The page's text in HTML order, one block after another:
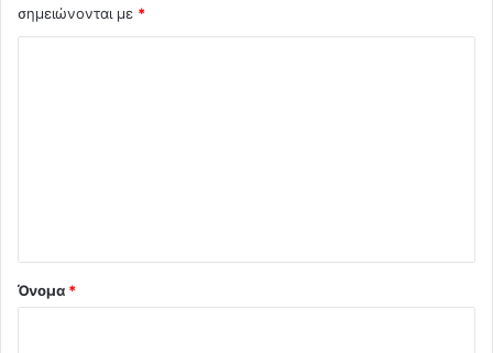
σημειώνονται με *
Όνομα *